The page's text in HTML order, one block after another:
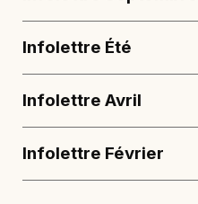
Infolettre Été
Infolettre Avril
Infolettre Février